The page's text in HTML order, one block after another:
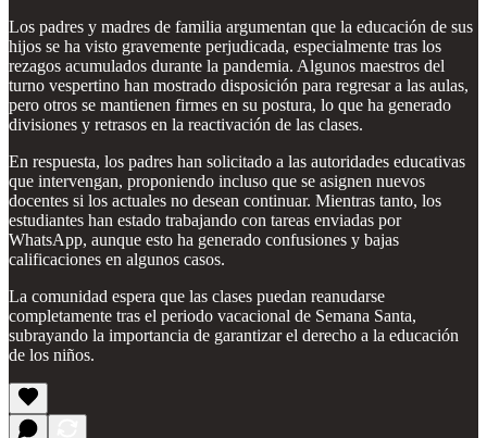
Los padres y madres de familia argumentan que la educación de sus
hijos se ha visto gravemente perjudicada, especialmente tras los
rezagos acumulados durante la pandemia. Algunos maestros del
turno vespertino han mostrado disposición para regresar a las aulas,
pero otros se mantienen firmes en su postura, lo que ha generado
divisiones y retrasos en la reactivación de las clases.
En respuesta, los padres han solicitado a las autoridades educativas
que intervengan, proponiendo incluso que se asignen nuevos
docentes si los actuales no desean continuar. Mientras tanto, los
estudiantes han estado trabajando con tareas enviadas por
WhatsApp, aunque esto ha generado confusiones y bajas
calificaciones en algunos casos.
La comunidad espera que las clases puedan reanudarse
completamente tras el periodo vacacional de Semana Santa,
subrayando la importancia de garantizar el derecho a la educación
de los niños.